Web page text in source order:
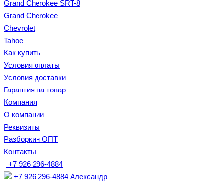
Grand Cherokee SRT-8
Grand Cherokee
Chevrolet
Tahoe
Как купить
Условия оплаты
Условия доставки
Гарантия на товар
Компания
О компании
Реквизиты
Разборкин ОПТ
Контакты
+7 926 296-4884
+7 926 296-4884 Александр